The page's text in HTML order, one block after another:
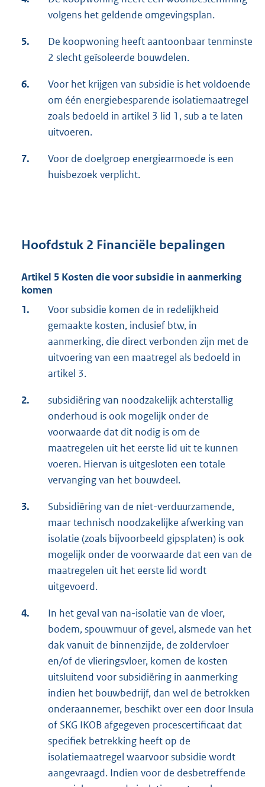
volgens het geldende omgevingsplan.
5.
De koopwoning heeft aantoonbaar tenminste
2 slecht geïsoleerde bouwdelen.
6.
Voor het krijgen van subsidie is het voldoende
om één energiebesparende isolatiemaatregel
zoals bedoeld in artikel 3 lid 1, sub a te laten
uitvoeren.
7.
Voor de doelgroep energiearmoede is een
huisbezoek verplicht.
Hoofdstuk 2 Financiële bepalingen
Artikel 5 Kosten die voor subsidie in aanmerking
komen
1.
Voor subsidie komen de in redelijkheid
gemaakte kosten, inclusief btw, in
aanmerking, die direct verbonden zijn met de
uitvoering van een maatregel als bedoeld in
artikel 3.
2.
subsidiëring van noodzakelijk achterstallig
onderhoud is ook mogelijk onder de
voorwaarde dat dit nodig is om de
maatregelen uit het eerste lid uit te kunnen
voeren. Hiervan is uitgesloten een totale
vervanging van het bouwdeel.
3.
Subsidiëring van de niet-verduurzamende,
maar technisch noodzakelijke afwerking van
isolatie (zoals bijvoorbeeld gipsplaten) is ook
mogelijk onder de voorwaarde dat een van de
maatregelen uit het eerste lid wordt
uitgevoerd.
4.
In het geval van na-isolatie van de vloer,
bodem, spouwmuur of gevel, alsmede van het
dak vanuit de binnenzijde, de zoldervloer
en/of de vlieringsvloer, komen de kosten
uitsluitend voor subsidiëring in aanmerking
indien het bouwbedrijf, dan wel de betrokken
onderaannemer, beschikt over een door Insula
of SKG IKOB afgegeven procescertificaat dat
specifiek betrekking heeft op de
isolatiemaatregel waarvoor subsidie wordt
aangevraagd. Indien voor de desbetreffende